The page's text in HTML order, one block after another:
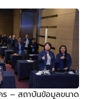
– สถาบันข้อมูลขนาด